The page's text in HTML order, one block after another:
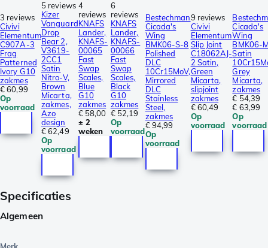
3 reviews
Civivi
Elementum
C907A-3
Frag
Patterned
Ivory G10
zakmes
€ 60,99
Op
voorraad
5 reviews
Kizer
Vanguard
Drop
Bear 2,
V3619-
2CC1
Satin
Nitro-V,
Brown
Micarta,
zakmes,
Azo
design
€ 62,49
Op
voorraad
4
reviews
KNAFS
Lander,
KNAFS-
00065
Fast
Swap
Scales,
Blue
G10
zakmes
€ 58,00
± 2
weken
6
reviews
KNAFS
Lander,
KNAFS-
00066
Fast
Swap
Scales,
Black
G10
zakmes
€ 52,19
Op
voorraad
Bestechman
Cicada's
Wing
BMK06-S-8
Polished
DLC
10Cr15MoV,
Mirrored
DLC
Stainless
Steel,
zakmes
€ 94,99
Op
voorraad
9 reviews
Civivi
Elementum
Slip Joint
C18062AJ-
2 Satin,
Green
Micarta,
slipjoint
zakmes
€ 60,49
Op
voorraad
Cicada's
Wing
BMK06-
Satin
Grey
Micarta,
zakmes
€ 54,39
€ 63,99
Op
voorraad
Specificaties
Algemeen